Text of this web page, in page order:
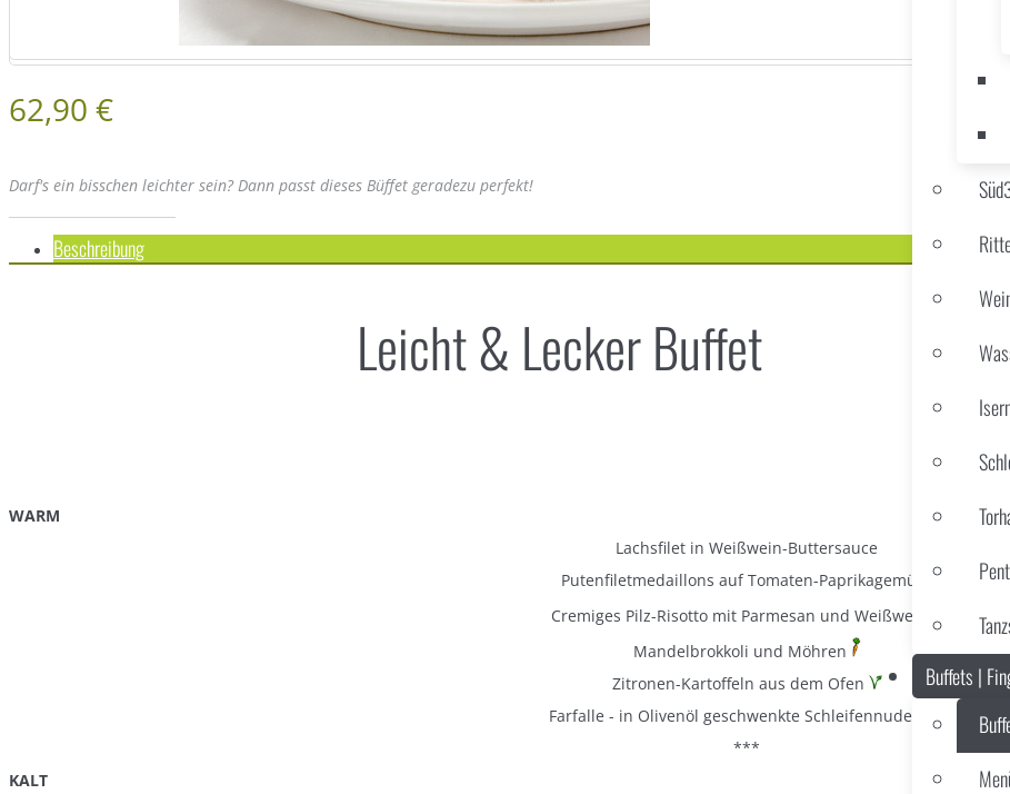
Buffets |
62,90 €
Darf's ein bisschen leichter sein? Dann passt dieses Büffet geradezu perfekt!
Beschreibung
Leicht & Lecker Buffet
WARM
Lachsfilet in Weißwein-Buttersauce
Putenfiletmedaillons auf Tomaten-Paprikagemüse
Cremiges Pilz-Risotto mit Parmesan und Weißwein
Mandelbrokkoli und Möhren
Zitronen-Kartoffeln aus dem Ofen
Farfalle - in Olivenöl geschwenkte Schleifennudeln
***
KALT